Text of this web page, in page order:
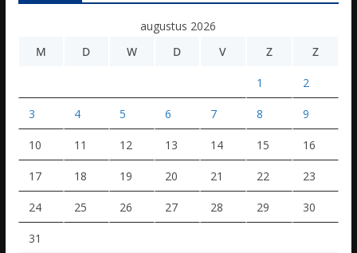
augustus 2026
M
D W D V Z Z
1 2
3 4 5 6 7 8 9
10 11 12 13 14 15 16
17 18 19 20 21 22 23
24 25 26 27 28 29 30
31